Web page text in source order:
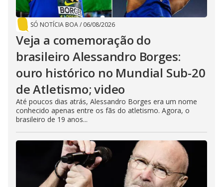
SÓ NOTÍCIA BOA/ 06/08/2026
Veja a comemoração do
brasileiro Alessandro Borges:
ouro histórico no Mundial Sub-20
de Atletismo; video
Até poucos dias atrás, Alessandro Borges era um nome
conhecido apenas entre os fãs do atletismo. Agora, o
brasileiro de 19 anos...